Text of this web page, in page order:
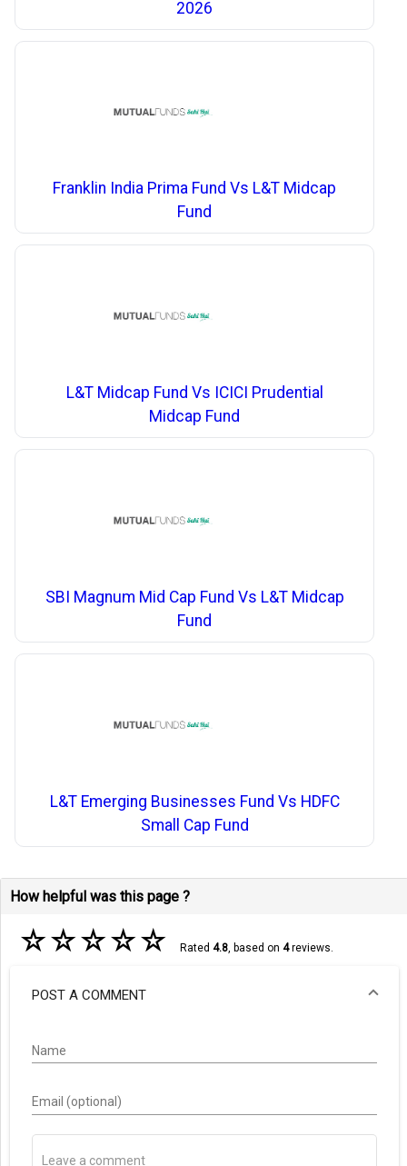
2026
Franklin India Prima Fund Vs L&T Midcap
Fund
L&T Midcap Fund Vs ICICI Prudential
Midcap Fund
SBI Magnum Mid Cap Fund Vs L&T Midcap
Fund
L&T Emerging Businesses Fund Vs HDFC
Small Cap Fund
How helpful was this page ?
☆☆☆☆☆ Rated 4.8, based on 4reviews.
POST A COMMENT
Name
Email (optional)